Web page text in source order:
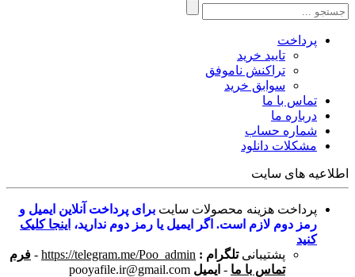
پرداخت
تایید خرید
تراکنش ناموفق
سوابق خرید
تماس با ما
درباره ما
شماره حساب
مشکلات دانلود
اطلاعیه های سایت
پرداخت هزینه محصولات سایت برای پرداخت آنلاین ایمیل و
رمز دوم لازم است. اگر ایمیل یا رمز دوم ندارید، اینجا کلیک
کنید
پشتیبانی تلگرام : https://telegram.me/Poo_admin
- فرم
تماس با ما - ایمیل pooyafile.ir@gmail.com